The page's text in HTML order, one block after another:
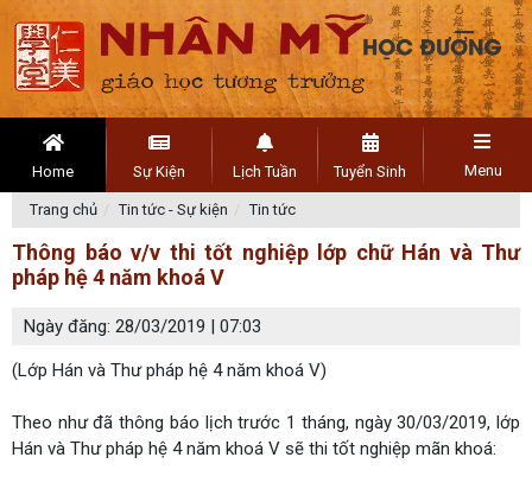
Home Sự Kiện Lịch Tuần Tuyển Sinh Menu
Trang chủ Tin tức - Sự kiện Tin tức
Thông báo v/v thi tốt nghiệp lớp chữ Hán và Thư
pháp hệ 4 năm khoá V
Ngày đăng: 28/03/2019 | 07:03
(Lớp Hán và Thư pháp hệ 4 năm khoá V)
Theo như đã thông báo lịch trước 1 tháng, ngày 30/03/2019, lớp
Hán và Thư pháp hệ 4 năm khoá V sẽ thi tốt nghiệp mãn khoá: